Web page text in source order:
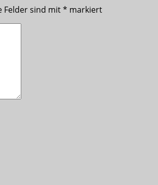
Felder sind mit* markiert